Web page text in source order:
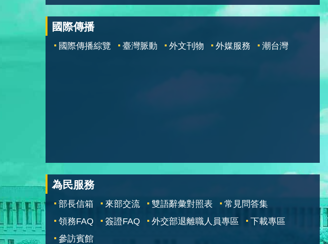
國際傳播
國際傳播綜覽 臺灣脈動 外文刊物 外媒服務 潮台灣
為民服務
部長信箱 來部交流 雙語辭彙對照表
常見問答集
領務FAQ
簽證FAQ 外交部退離職人員專區
下載專區
參訪賓館